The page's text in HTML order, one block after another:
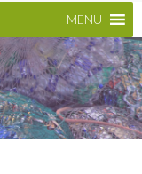
MENU